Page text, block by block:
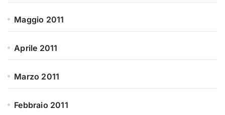
Maggio 2011
Aprile 2011
Marzo 2011
Febbraio 2011